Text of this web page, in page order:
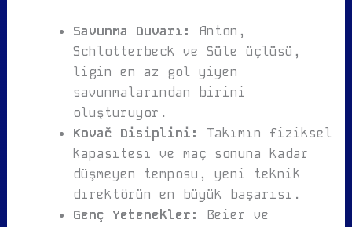
Savunma Duvarı:
Anton,
Schlotterbeck ve Süle üçlüsü,
ligin en az gol yiyen
savunmalarından birini
oluşturuyor.
Kovač Disiplini:
Takımın fiziksel
kapasitesi ve maç sonuna kadar
düşmeyen temposu, yeni teknik
direktörün en büyük başarısı.
Genç Yetenekler:
Beier ve